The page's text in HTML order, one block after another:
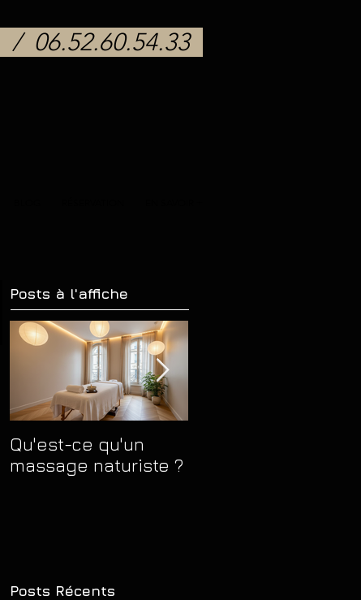
/ 06.52.60.54.33
Posts à l'affiche
Qu'est-ce qu'un
massage naturiste ?
Posts Récents